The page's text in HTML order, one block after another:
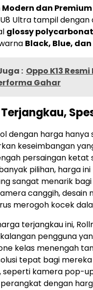
Modern dan Premium
Ultra tampil
glossy
Black, Blue, dan
: Oppo K13
Gahar
dengan harga hanya
keseimbangan
persaingan
pilihan, harga
sangat menarik
canggih, desain
merogoh kocek
terjangkau ini,
pengguna
kelas menengah
tepat bagi
seperti kamera pop-
dengan